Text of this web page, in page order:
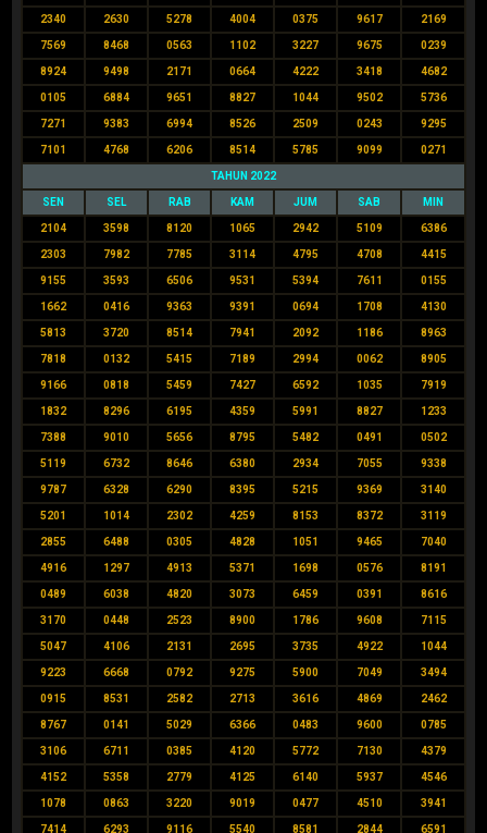
2340 2630 5278 4004 0375 9617 2169
7569 8468 0563 1102 3227 9675 0239
8924 9498 2171 0664 4222 3418 4682
0105 6884 9651 8827 1044 9502 5736
7271 9383 6994 8526 2509 0243 9295
7101 4768 6206 8514 5785 9099 0271
TAHUN 2022
SEN SEL RAB KAM JUM SAB MIN
2104 3598 8120 1065 2942 5109 6386
2303 7982 7785 3114 4795 4708 4415
9155 3593 6506 9531 5394 7611 0155
1662 0416 9363 9391 0694 1708 4130
5813 3720 8514 7941 2092 1186 8963
7818 0132 5415 7189 2994 0062 8905
9166 0818 5459 7427 6592 1035 7919
1832 8296 6195 4359 5991 8827 1233
7388 9010 5656 8795 5482 0491 0502
5119 6732 8646 6380 2934 7055 9338
9787 6328 6290 8395 5215 9369 3140
5201 1014 2302 4259 8153 8372 3119
2855 6488 0305 4828 1051 9465 7040
4916 1297 4913 5371 1698 0576 8191
0489 6038 4820 3073 6459 0391 8616
3170 0448 2523 8900 1786 9608 7115
5047 4106 2131 2695 3735 4922 1044
9223 6668 0792 9275 5900 7049 3494
0915 8531 2582 2713 3616 4869 2462
8767 0141 5029 6366 0483 9600 0785
3106 6711 0385 4120 5772 7130 4379
4152 5358 2779 4125 6140 5937 4546
1078 0863 3220 9019 0477 4510 3941
7414 6293 9116 5540 8581 2844 6591